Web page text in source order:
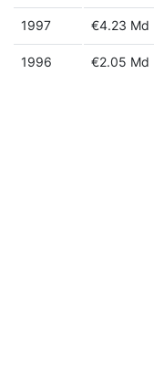
1997 €4.23 Md
1996 €2.05 Md